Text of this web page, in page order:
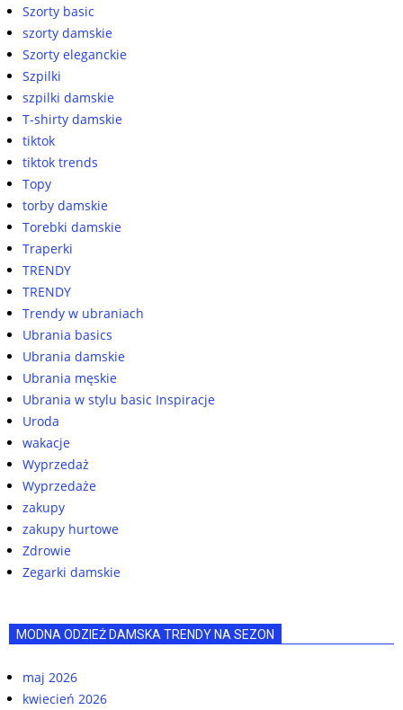
Szorty basic
szorty damskie
Szorty eleganckie
Szpilki
szpilki damskie
T-shirty damskie
tiktok
tiktok trends
Topy
torby damskie
Torebki damskie
Traperki
TRENDY
TRENDY
Trendy w ubraniach
Ubrania basics
Ubrania damskie
Ubrania męskie
Ubrania w stylu basic Inspiracje
Uroda
wakacje
Wyprzedaż
Wyprzedaże
zakupy
zakupy hurtowe
Zdrowie
Zegarki damskie
MODNA ODZIEŻ DAMSKA TRENDY NA SEZON
maj 2026
kwiecień 2026